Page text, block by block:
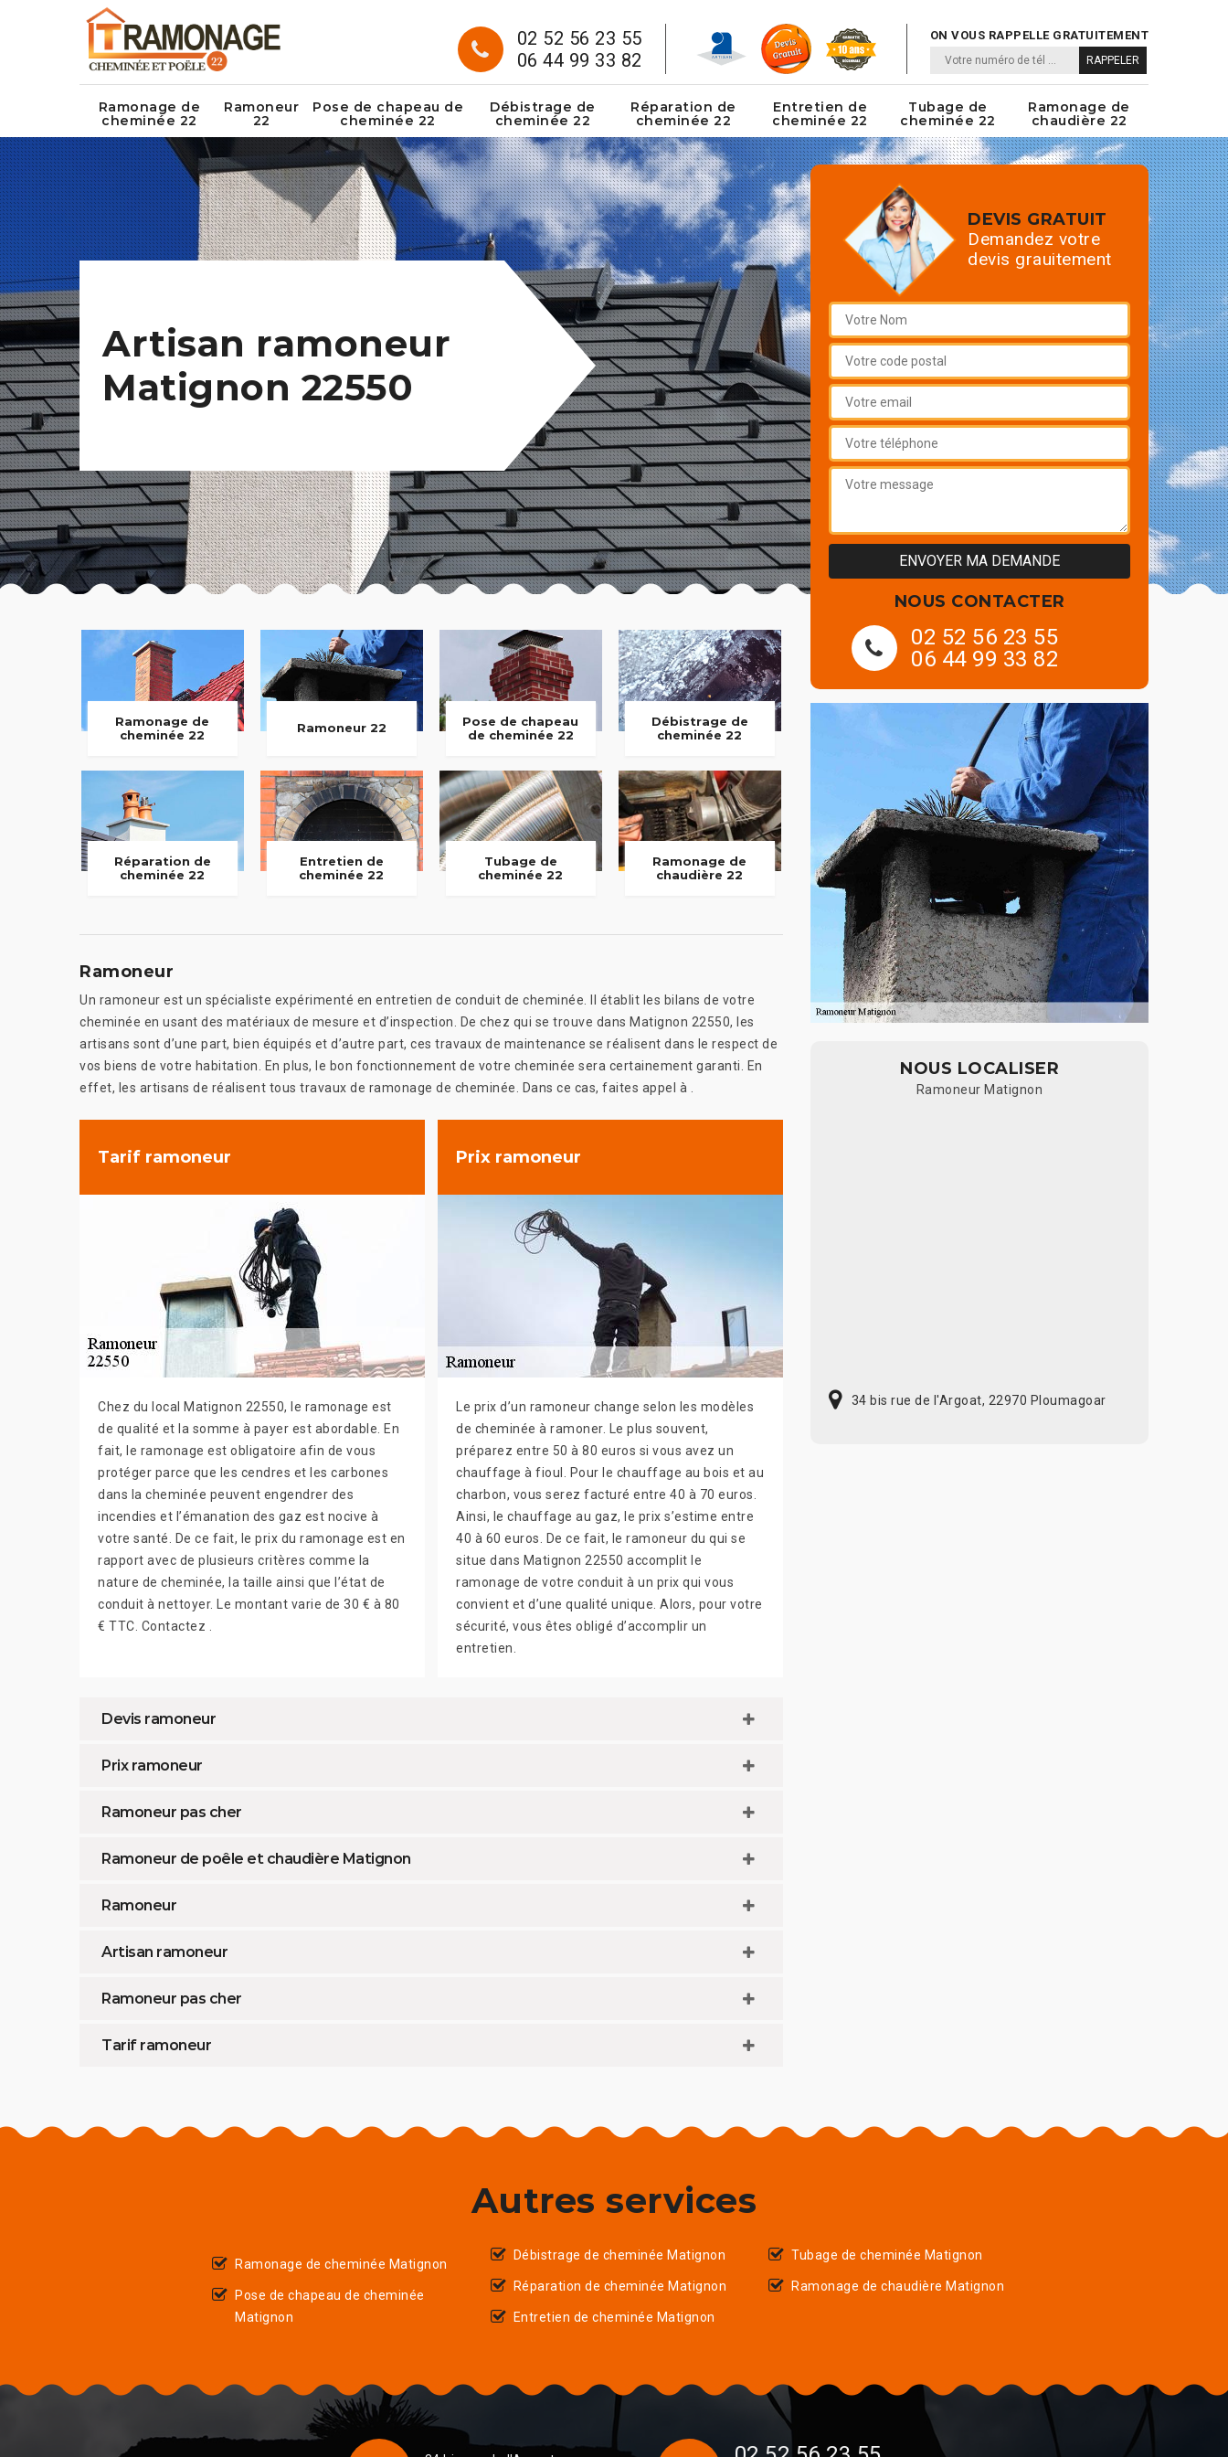
02 52 56 23 55
06 44 99 33 82
ON VOUS RAPPELLE GRATUITEMENT
Ramonage de
cheminée 22
Ramoneur
22
Pose de chapeau de
cheminée 22
Débistrage de
cheminée 22
Réparation de
cheminée 22
Entretien de
cheminée 22
Tubage de
cheminée 22
Ramonage de
chaudière 22
Artisan ramoneur
Matignon 22550
Ramonage de
cheminée 22
Ramoneur 22
Pose de chapeau
de cheminée 22
Débistrage de
cheminée 22
Réparation de
cheminée 22
Entretien de
cheminée 22
Tubage de
cheminée 22
Ramonage de
chaudière 22
Ramoneur
Un ramoneur est un spécialiste expérimenté en entretien de conduit de cheminée. Il établit les bilans de votre
cheminée en usant des matériaux de mesure et d’inspection. De chez qui se trouve dans Matignon 22550, les
artisans sont d’une part, bien équipés et d’autre part, ces travaux de maintenance se réalisent dans le respect de
vos biens de votre habitation. En plus, le bon fonctionnement de votre cheminée sera certainement garanti. En
effet, les artisans de réalisent tous travaux de ramonage de cheminée. Dans ce cas, faites appel à .
Tarif ramoneur
Chez du local Matignon 22550, le ramonage est
de qualité et la somme à payer est abordable. En
fait, le ramonage est obligatoire afin de vous
protéger parce que les cendres et les carbones
dans la cheminée peuvent engendrer des
incendies et l’émanation des gaz est nocive à
votre santé. De ce fait, le prix du ramonage est en
rapport avec de plusieurs critères comme la
nature de cheminée, la taille ainsi que l’état de
conduit à nettoyer. Le montant varie de 30 € à 80
€ TTC. Contactez .
Prix ramoneur
Le prix d’un ramoneur change selon les modèles
de cheminée à ramoner. Le plus souvent,
préparez entre 50 à 80 euros si vous avez un
chauffage à fioul. Pour le chauffage au bois et au
charbon, vous serez facturé entre 40 à 70 euros.
Ainsi, le chauffage au gaz, le prix s’estime entre
40 à 60 euros. De ce fait, le ramoneur du qui se
situe dans Matignon 22550 accomplit le
ramonage de votre conduit à un prix qui vous
convient et d’une qualité unique. Alors, pour votre
sécurité, vous êtes obligé d’accomplir un
entretien.
Devis ramoneur
Prix ramoneur
Ramoneur pas cher
Ramoneur de poêle et chaudière Matignon
Ramoneur
Artisan ramoneur
Ramoneur pas cher
Tarif ramoneur
DEVIS GRATUIT
Demandez votre
devis grauitement
NOUS CONTACTER
02 52 56 23 55
06 44 99 33 82
NOUS LOCALISER
Ramoneur Matignon
34 bis rue de l'Argoat, 22970 Ploumagoar
Autres services
Ramonage de cheminée Matignon
Pose de chapeau de cheminée
Matignon
Débistrage de cheminée Matignon
Réparation de cheminée Matignon
Entretien de cheminée Matignon
Tubage de cheminée Matignon
Ramonage de chaudière Matignon